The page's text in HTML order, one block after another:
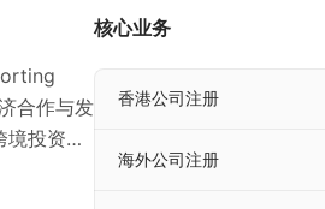
合作与发
投资和
超过100
核心业务
香港公司注册
海外公司注册